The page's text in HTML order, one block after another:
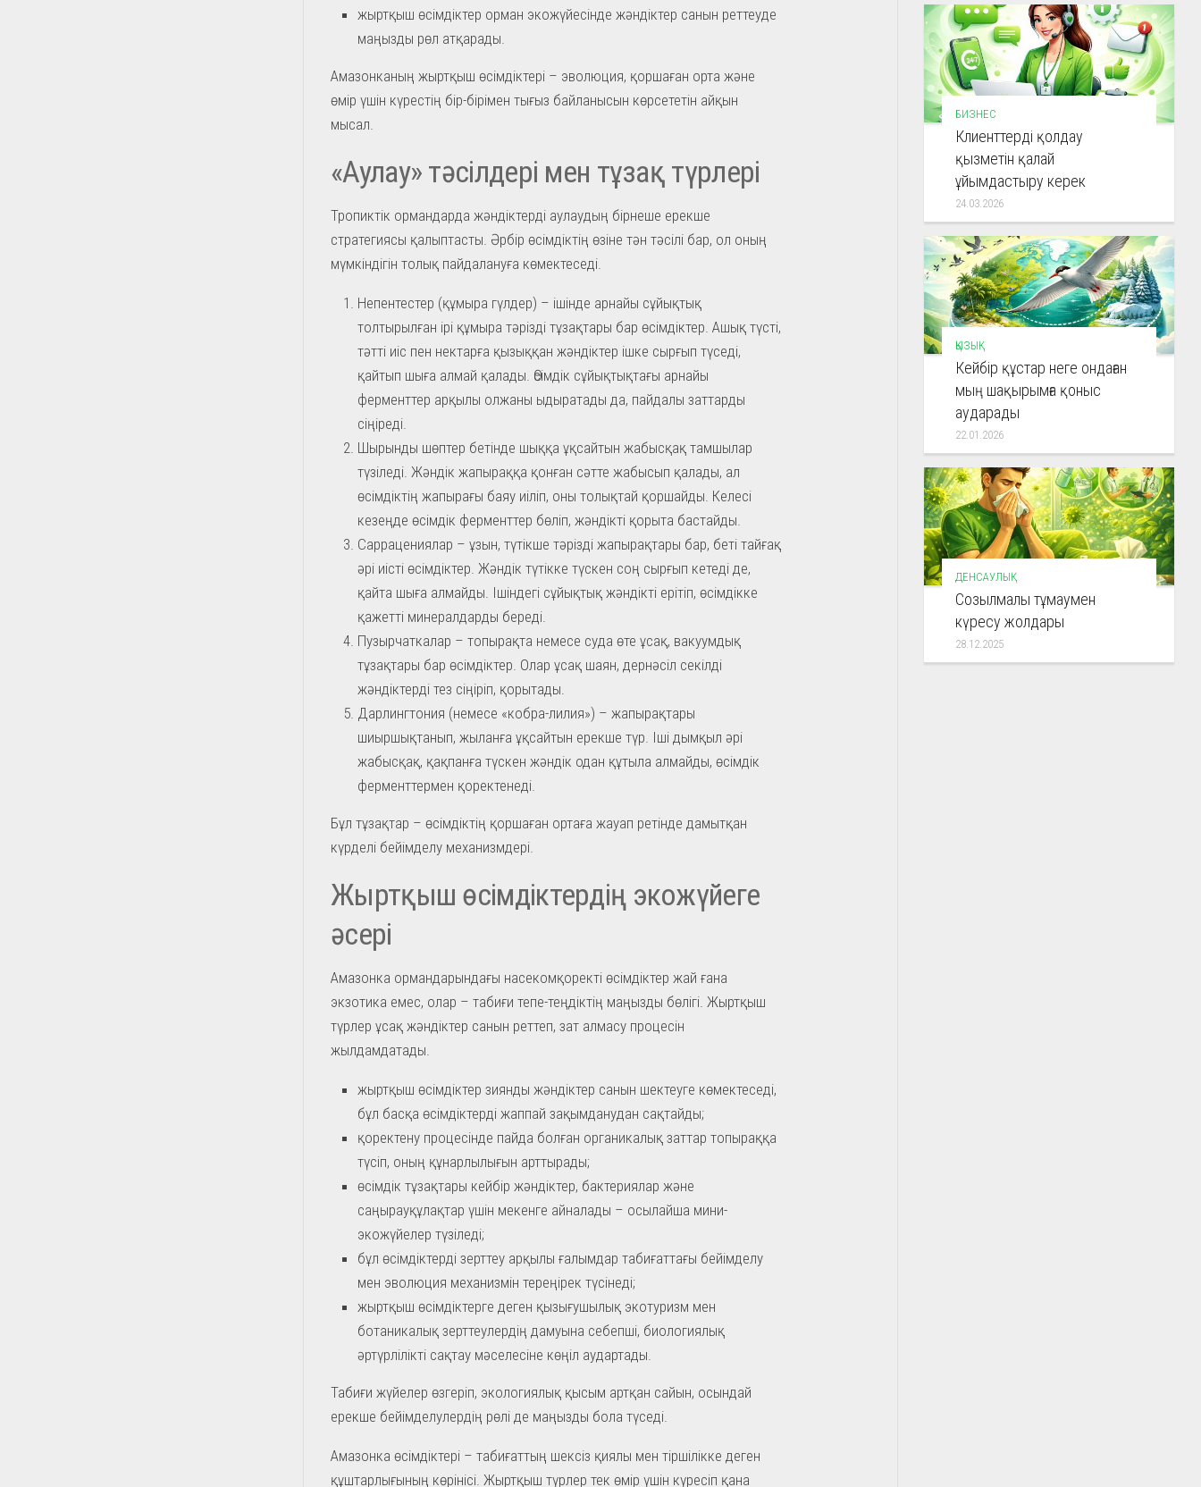
жыртқыш өсімдіктер орман экожүйесінде жәндіктер санын реттеуде
маңызды рөл атқарады.
Амазонканың жыртқыш өсімдіктері – эволюция, қоршаған орта және
өмір үшін күрестің бір-бірімен тығыз байланысын көрсететін айқын
мысал.
«Аулау» тәсілдері мен тұзақ түрлері
Тропиктік ормандарда жәндіктерді аулаудың бірнеше ерекше
стратегиясы қалыптасты. Әрбір өсімдіктің өзіне тән тәсілі бар, ол оның
мүмкіндігін толық пайдалануға көмектеседі.
Непентестер (құмыра гүлдер) – ішінде арнайы сұйықтық
толтырылған ірі құмыра тәрізді тұзақтары бар өсімдіктер. Ашық түсті,
тәтті иіс пен нектарға қызыққан жәндіктер ішке сырғып түседі,
қайтып шыға алмай қалады. Өсімдік сұйықтықтағы арнайы
ферменттер арқылы олжаны ыдыратады да, пайдалы заттарды
сіңіреді.
Шырынды шөптер бетінде шыққа ұқсайтын жабысқақ тамшылар
түзіледі. Жәндік жапыраққа қонған сәтте жабысып қалады, ал
өсімдіктің жапырағы баяу иіліп, оны толықтай қоршайды. Келесі
кезеңде өсімдік ферменттер бөліп, жәндікті қорыта бастайды.
Саррацениялар – ұзын, түтікше тәрізді жапырақтары бар, беті тайғақ
әрі иісті өсімдіктер. Жәндік түтікке түскен соң сырғып кетеді де,
қайта шыға алмайды. Ішіндегі сұйықтық жәндікті ерітіп, өсімдікке
қажетті минералдарды береді.
Пузырчаткалар – топырақта немесе суда өте ұсақ, вакуумдық
тұзақтары бар өсімдіктер. Олар ұсақ шаян, дернәсіл секілді
жәндіктерді тез сіңіріп, қорытады.
Дарлингтония (немесе «кобра-лилия») – жапырақтары
шиыршықтанып, жыланға ұқсайтын ерекше түр. Іші дымқыл әрі
жабысқақ, қақпанға түскен жәндік одан құтыла алмайды, өсімдік
ферменттермен қоректенеді.
Бұл тұзақтар – өсімдіктің қоршаған ортаға жауап ретінде дамытқан
күрделі бейімделу механизмдері.
Жыртқыш өсімдіктердің экожүйеге
әсері
Амазонка ормандарындағы насекомқоректі өсімдіктер жай ғана
экзотика емес, олар – табиғи тепе-теңдіктің маңызды бөлігі. Жыртқыш
түрлер ұсақ жәндіктер санын реттеп, зат алмасу процесін
жылдамдатады.
жыртқыш өсімдіктер зиянды жәндіктер санын шектеуге көмектеседі,
бұл басқа өсімдіктерді жаппай зақымданудан сақтайды;
қоректену процесінде пайда болған органикалық заттар топыраққа
түсіп, оның құнарлылығын арттырады;
өсімдік тұзақтары кейбір жәндіктер, бактериялар және
саңырауқұлақтар үшін мекенге айналады – осылайша мини-
экожүйелер түзіледі;
бұл өсімдіктерді зерттеу арқылы ғалымдар табиғаттағы бейімделу
мен эволюция механизмін тереңірек түсінеді;
жыртқыш өсімдіктерге деген қызығушылық экотуризм мен
ботаникалық зерттеулердің дамуына себепші, биологиялық
әртүрлілікті сақтау мәселесіне көңіл аудартады.
Табиғи жүйелер өзгеріп, экологиялық қысым артқан сайын, осындай
ерекше бейімделулердің рөлі де маңызды бола түседі.
Амазонка өсімдіктері – табиғаттың шексіз қиялы мен тіршілікке деген
құштарлығының көрінісі. Жыртқыш түрлер тек өмір үшін күресіп қана
БИЗНЕС
Клиенттерді қолдау
қызметін қалай
ұйымдастыру керек
24.03.2026
ҚЫЗЫҚ
Кейбір құстар неге ондаған
мың шақырымға қоныс
аударады
22.01.2026
ДЕНСАУЛЫҚ
Созылмалы тұмаумен
күресу жолдары
28.12.2025